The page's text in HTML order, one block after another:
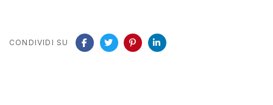
CONDIVIDI SU